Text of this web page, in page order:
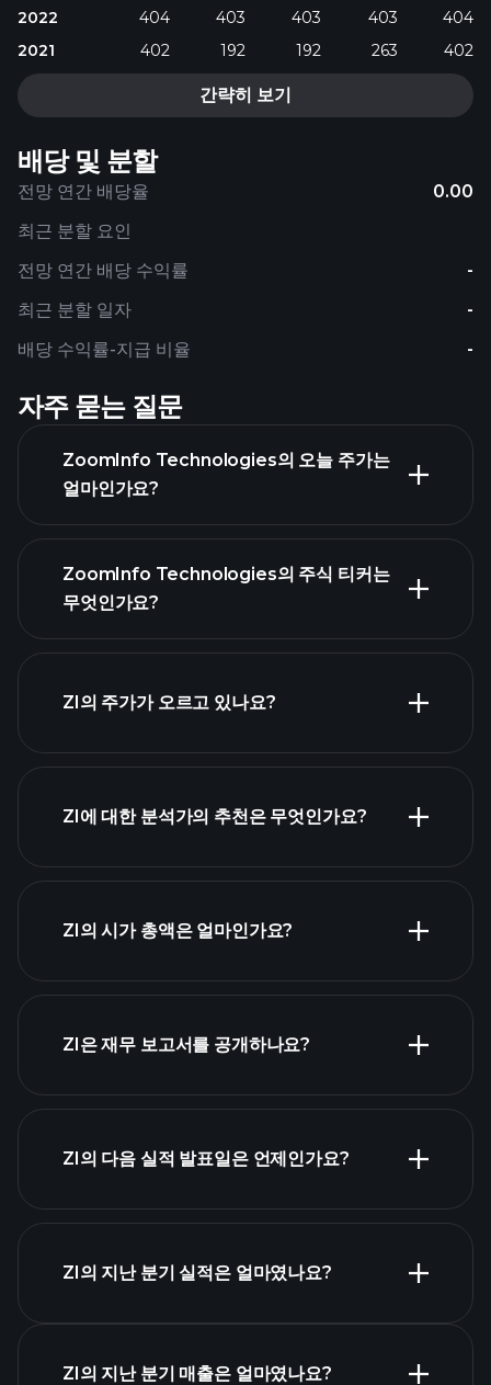
2022
404 403 403 403
404
2021
402 192 192 263 402
간략히 보기
배당 및 분할
전망 연간 배당율 0.00
전망 연간 배당 수익률 -
배당 수익률-지급 비율 -
최근 분할 요인
최근 분할 일자 -
자주 묻는 질문
ZoomInfo Technologies의 오늘 주가는
얼마인가요?
급 차트
ZoomInfo Technologies의 주식 티커는
무엇인가요?
ZI의 주가가 오르고 있나요?
ZI에 대한 분석가의 추천은 무엇인가요?
ZI의 시가 총액은 얼마인가요?
ZI은 재무 보고서를 공개하나요?
ZI의 다음 실적 발표일은 언제인가요?
ZI의 지난 분기 실적은 얼마였나요?
ZI의 지난 분기 매출은 얼마였나요?